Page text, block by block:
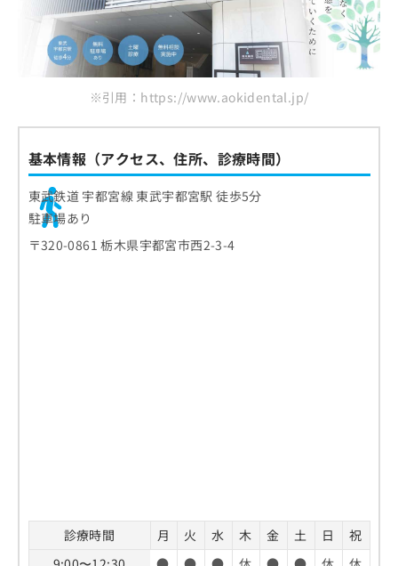
※引用：https://www.aokidental.jp/
基本情報（アクセス、住所、診療時間）
東武鉄道 宇都宮線 東武宇都宮駅 徒歩5分
駐車場あり
〒320-0861 栃木県宇都宮市西2-3-4
診療時間 月 火 水 木 金 土 日
祝